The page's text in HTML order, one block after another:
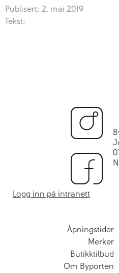
Publisert: 2. mai 2019
Tekst:
Logg inn på intranett
Åpningstider
Merker
Butikktilbud
Om Byporten